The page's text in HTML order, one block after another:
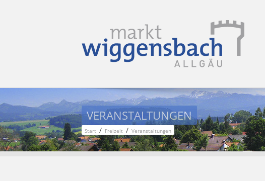
VERANSTALTUNGEN
Start / Freizeit / Veranstaltungen